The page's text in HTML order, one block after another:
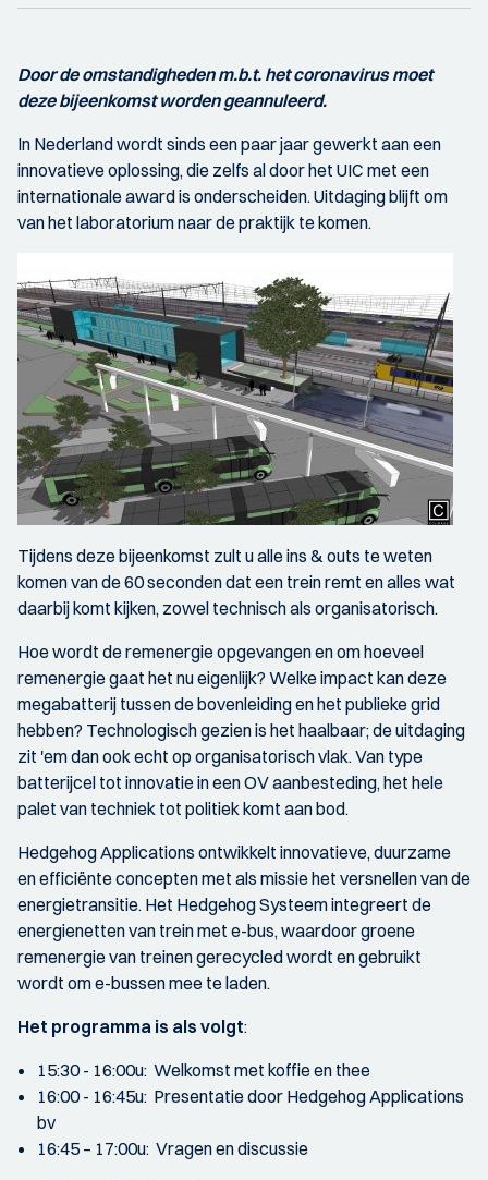
Door de omstandigheden m.b.t. het coronavirus moet
deze bijeenkomst worden geannuleerd.
In Nederland wordt sinds een paar jaar gewerkt aan een
innovatieve oplossing, die zelfs al door het UIC met een
internationale award is onderscheiden. Uitdaging blijft om
van het laboratorium naar de praktijk te komen.
Tijdens deze bijeenkomst zult u alle ins & outs te weten
komen van de 60 seconden dat een trein remt en alles wat
daarbij komt kijken, zowel technisch als organisatorisch.
Hoe wordt de remenergie opgevangen en om hoeveel
remenergie gaat het nu eigenlijk? Welke impact kan deze
megabatterij tussen de bovenleiding en het publieke grid
hebben? Technologisch gezien is het haalbaar; de uitdaging
zit 'em dan ook echt op organisatorisch vlak. Van type
batterijcel tot innovatie in een OV aanbesteding, het hele
palet van techniek tot politiek komt aan bod.
Hedgehog Applications ontwikkelt innovatieve, duurzame
en efficiënte concepten met als missie het versnellen van de
energietransitie. Het Hedgehog Systeem integreert de
energienetten van trein met e-bus, waardoor groene
remenergie van treinen gerecycled wordt en gebruikt
wordt om e-bussen mee te laden.
Het programma is als volgt:
15:30 - 16:00u: Welkomst met koffie en thee
16:00 - 16:45u: Presentatie door Hedgehog Applications
bv
16:45 – 17:00u: Vragen en discussie